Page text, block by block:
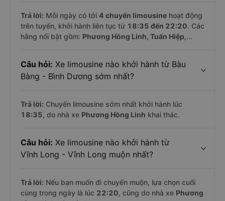
Trả lời: Mỗi ngày có tới 4 chuyến limousine hoạt động
trên tuyến, khởi hành liên tục từ 18:35 đến 22:20. Các
hãng nổi bật gồm: Phương Hồng Linh, Tuấn Hiệp,...
Câu hỏi: Xe limousine nào khởi hành từ Bàu
Bàng - Bình Dương sớm nhất?
Trả lời: Chuyến limousine sớm nhất khởi hành lúc
18:35, do nhà xe Phương Hồng Linh khai thác.
Câu hỏi: Xe limousine nào khởi hành từ
Vĩnh Long - Vĩnh Long muộn nhất?
Trả lời: Nếu bạn muốn đi chuyến muộn, lựa chọn cuối
cùng trong ngày là lúc 22:20, cũng do nhà xe Phương